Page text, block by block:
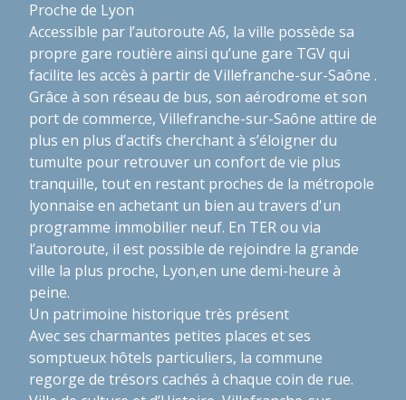
Proche de Lyon
Accessible par l’autoroute A6, la ville possède sa
propre gare routière ainsi qu’une gare TGV qui
facilite les accès à partir de Villefranche-sur-Saône .
Grâce à son réseau de bus, son aérodrome et son
port de commerce, Villefranche-sur-Saône attire de
plus en plus d’actifs cherchant à s’éloigner du
tumulte pour retrouver un confort de vie plus
tranquille, tout en restant proches de la métropole
lyonnaise en achetant un bien au travers d'un
programme immobilier neuf. En TER ou via
l’autoroute, il est possible de rejoindre la grande
ville la plus proche, Lyon,en une demi-heure à
peine.
Un patrimoine historique très présent
Avec ses charmantes petites places et ses
somptueux hôtels particuliers, la commune
regorge de trésors cachés à chaque coin de rue.